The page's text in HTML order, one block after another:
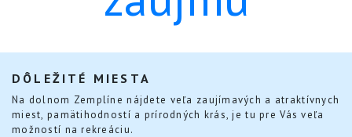
DÔLEŽITÉ MIESTA
Na dolnom Zemplíne nájdete veľa zaujímavých a atraktívnych
miest, pamätihodností a prírodných krás, je tu pre Vás veľa
možností na rekreáciu.